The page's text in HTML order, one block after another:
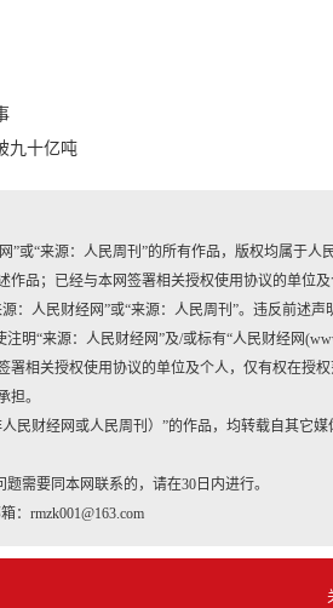
九十亿吨
”或“来源：人民周刊”的所有作品，版权均属于
作品；已经与本网签署相关授权使用协议的单位
：人民财经网”或“来源：人民周刊”。违反前述声
明“来源：人民财经网”及/或标有“人民财经网
署相关授权使用协议的单位及个人，仅有权在授
担。
民财经网或人民周刊）”的作品，均转载自其它
需要同本网联系的，请在30日内进行。
：rmzk001@163.com